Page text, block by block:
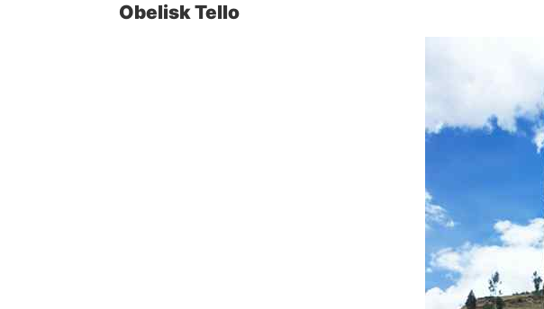
Obelisk Tello